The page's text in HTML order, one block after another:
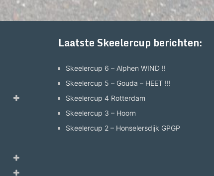
Laatste Skeelercup berichten:
Skeelercup 6 – Alphen WIND !!
Skeelercup 5 – Gouda – HEET !!!
Skeelercup 4 Rotterdam
Skeelercup 3 – Hoorn
Skeelercup 2 – Honselersdijk GPGP